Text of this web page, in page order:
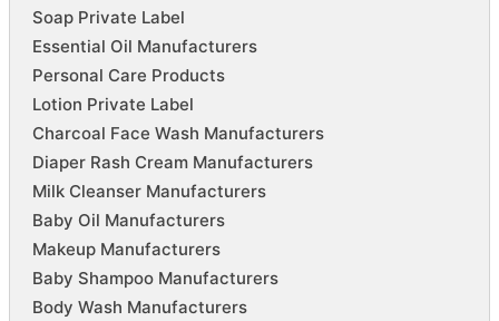
Soap Private Label
Essential Oil Manufacturers
Personal Care Products
Lotion Private Label
Charcoal Face Wash Manufacturers
Diaper Rash Cream Manufacturers
Milk Cleanser Manufacturers
Baby Oil Manufacturers
Makeup Manufacturers
Baby Shampoo Manufacturers
Body Wash Manufacturers